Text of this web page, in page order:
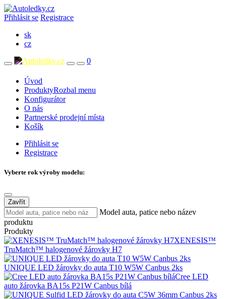
Přihlásit se Registrace
sk
cz
0
Úvod
ProduktyRozbal menu
Konfigurátor
O nás
Partnerské prodejní místa
Košík
Přihlásit se
Registrace
Vyberte rok výroby modelu:
Zavřít
Model auta, patice nebo název
produktu
Produkty
XENESIS™
TruMatch™ halogenové žárovky H7
UNIQUE LED žárovky do auta T10 W5W Canbus 2ks
Cree LED
auto žárovka BA15s P21W Canbus bílá